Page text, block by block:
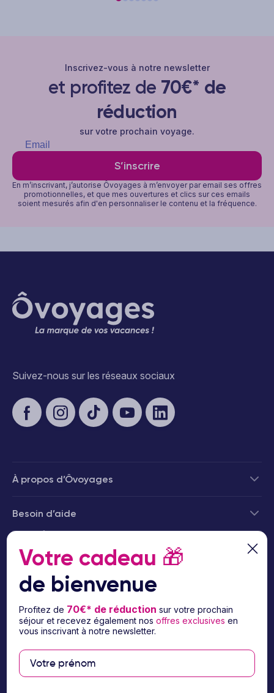
Inscrivez-vous à notre newsletter
et profitez de 70€* de
réduction
sur votre prochain voyage.
S’inscrire
En m’inscrivant, j’autorise Ôvoyages à m’envoyer par email ses offres
promotionnelles, et que mes ouvertures et clics sur ces emails
soient mesurés afin d'en personnaliser le contenu et la fréquence.
Suivez-nous sur les réseaux sociaux
À propos d’Ôvoyages
Besoin d’aide
Paiement sécurisé
Votre cadeau 🎁
de bienvenue
Profitez de 70€* de réduction sur votre prochain
séjour et recevez également nosoffres exclusives en
vous inscrivant à notre newsletter.